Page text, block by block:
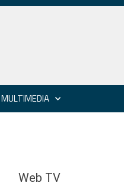
MULTIMEDIA
Web TV